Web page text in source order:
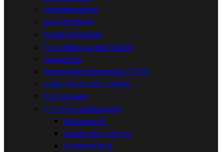
Familienspiele
Kennerspiele
Expertenspiele
Fremdsprachige Spiele
Solospiele
Sammelkartenspiele / TCG
Zwei-Personen-Spiele
Partyspiele
  Unterkategorien
Reisespiele
Spiele des Jahres
Schulanfang